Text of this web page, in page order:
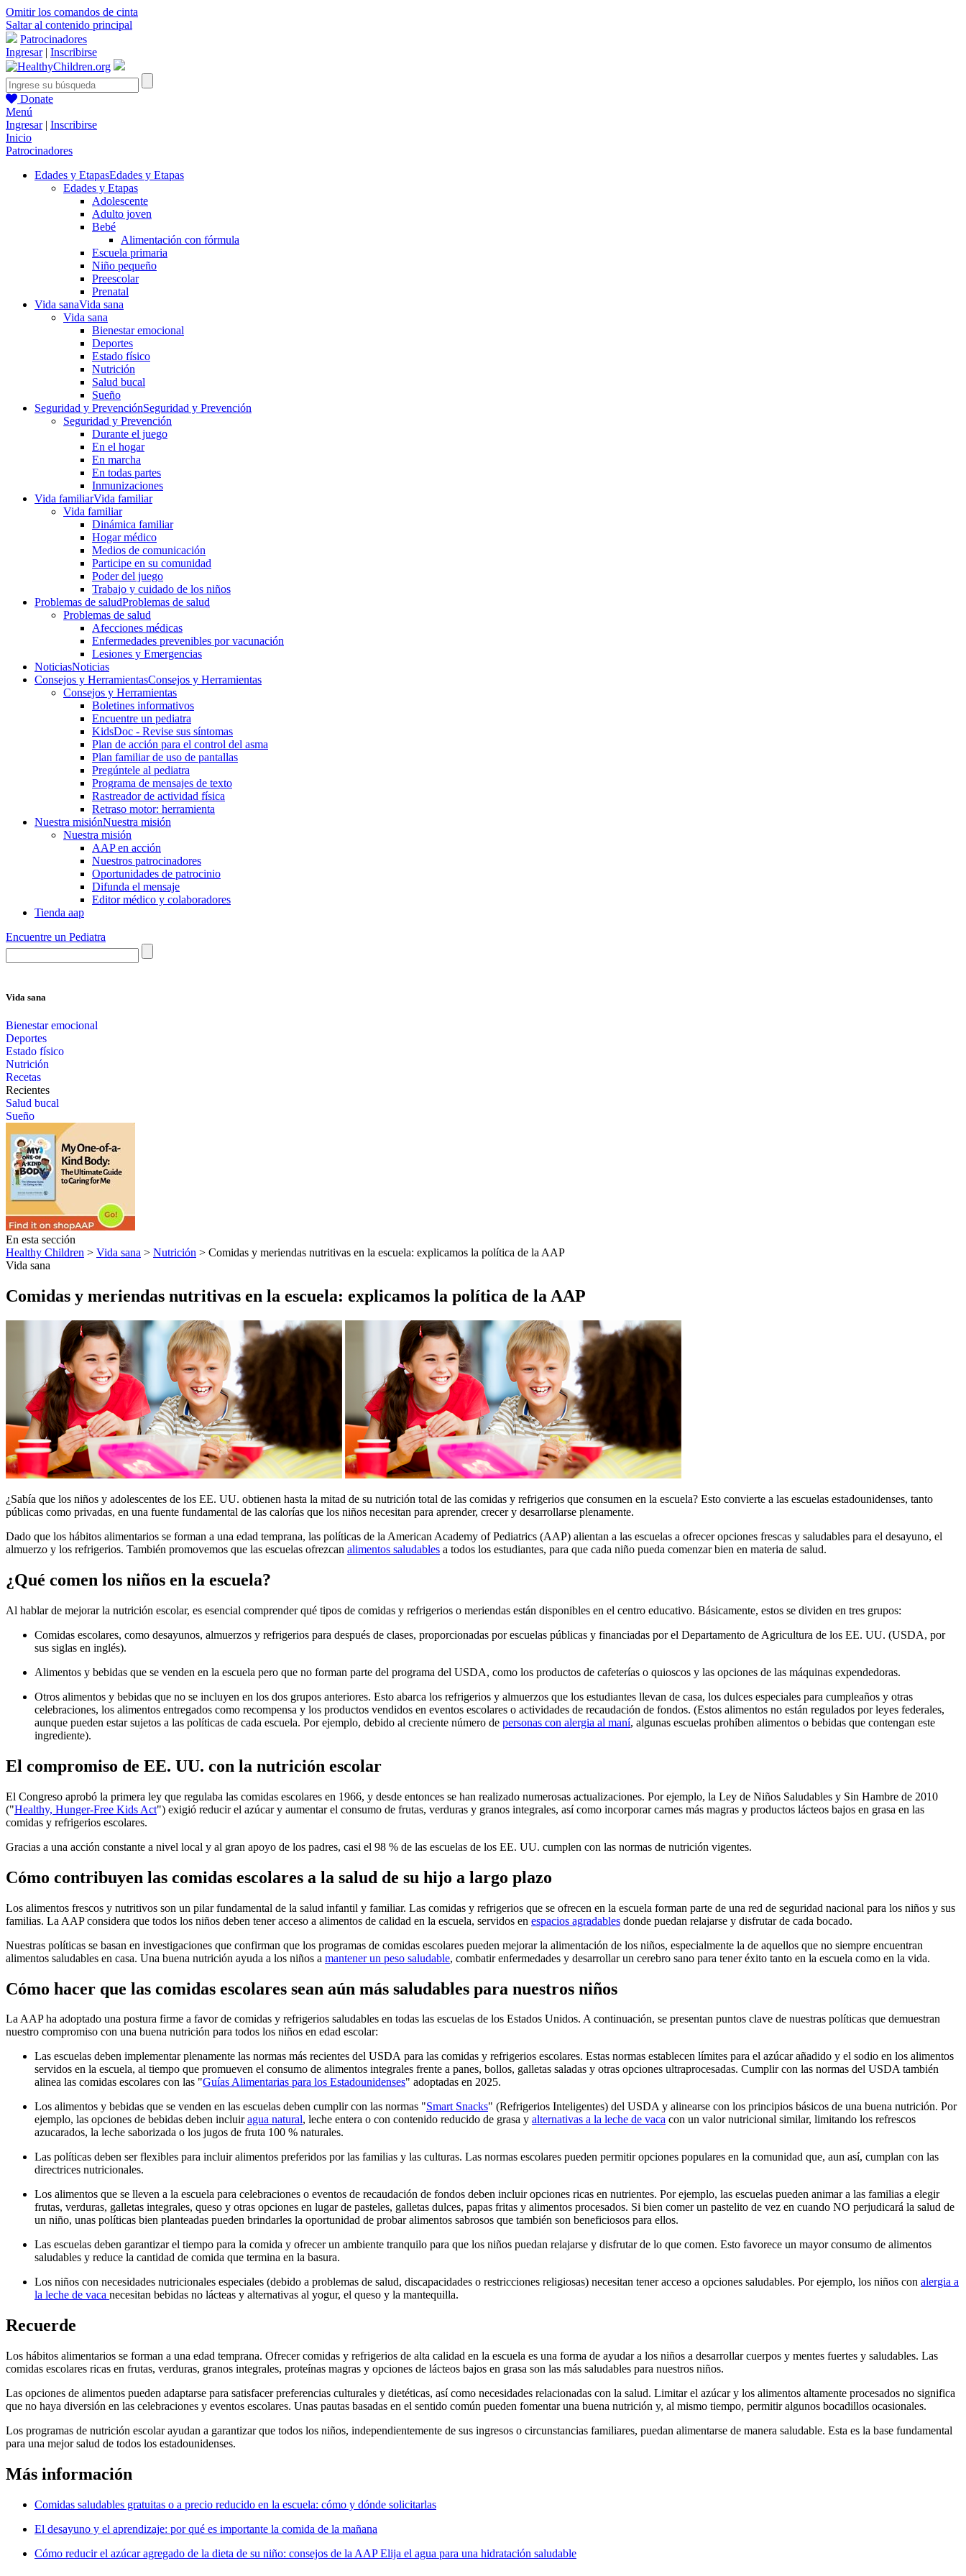
Omitir los comandos de cinta
Saltar al contenido principal
Patrocinadores
Ingresar| Inscribirse
Donate
Menú
Ingresar| Inscribirse
Inicio
Patrocinadores
Edades y EtapasEdades y Etapas
Edades y Etapas
Adolescente
Adulto joven
Bebé
Alimentación con fórmula
Escuela primaria
Niño pequeño
Preescolar
Prenatal
Vida sanaVida sana
Vida sana
Bienestar emocional
Deportes
Estado físico
Nutrición
Salud bucal
Sueño
Seguridad y PrevenciónSeguridad y Prevención
Seguridad y Prevención
Durante el juego
En el hogar
En marcha
En todas partes
Inmunizaciones
Vida familiarVida familiar
Vida familiar
Dinámica familiar
Hogar médico
Medios de comunicación
Participe en su comunidad
Poder del juego
Trabajo y cuidado de los niños
Problemas de saludProblemas de salud
Problemas de salud
Afecciones médicas
Enfermedades prevenibles por vacunación
Lesiones y Emergencias
NoticiasNoticias
Consejos y HerramientasConsejos y Herramientas
Consejos y Herramientas
Boletines informativos
Encuentre un pediatra
KidsDoc - Revise sus síntomas
Plan de acción para el control del asma
Plan familiar de uso de pantallas
Pregúntele al pediatra
Programa de mensajes de texto
Rastre​​ador de activida​d física
Retraso motor: herramienta
Nuestra misiónNuestra misión
Nuestra misión
AAP en acción
Nuestros patrocinadores
Oportunidades de patrocinio
Difunda el mensaje
Editor médico y colaboradores
Tienda aap
Encuentre un Pediatra
Vida sana
Bienestar emocional
Deportes
Estado físico
Nutrición
Recetas
Recientes
Salud bucal
Sueño
En esta sección
Healthy Children > Vida sana > Nutrición > Comidas y meriendas nutritivas en la escuela: explicamos la política de la AAP
Vida sana
Comidas y meriendas nutritivas en la escuela: explicamos la política de la AAP
​¿Sabía que los niños y adolescentes de los EE. UU. obtienen hasta la mitad de su nutrición total de las comidas y refrigerios que consumen en la escuela? Esto convierte a las escuelas estadounidenses, tanto
públicas como privadas, en una fuente fundamental de las calorías que los niños necesitan para aprender, crecer y desarrollarse plenamente.
Dado que los hábitos alimentarios se forman a una edad temprana, las políticas de la American Academy of Pediatrics (AAP) alientan a las escuelas a ofrecer opciones frescas y saludables para el desayuno, el
almuerzo y los refrigerios. También promovemos que las escuelas ofrezcan alimentos saludables a todos los estudiantes, para que cada niño pueda comenzar bien en materia de salud.
¿Qué comen los niños en la escuela?
Al hablar de mejorar la nutrición escolar, es esencial comprender qué tipos de comidas y refrigerios o meriendas están disponibles en el centro educativo. Básicamente, estos se dividen en tres grupos:
Comidas escolares, como desayunos, almuerzos y refrigerios para después de clases, proporcionadas por escuelas públicas y financiadas por el Departamento de Agricultura de los EE. UU. (USDA, por
sus siglas en inglés).
Alimentos y bebidas que se venden en la escuela pero que no forman parte del programa del USDA, como los productos de cafeterías o quioscos y las opciones de las máquinas expendedoras.
Otros alimentos y bebidas que no se incluyen en los dos grupos anteriores. Esto abarca los refrigerios y almuerzos que los estudiantes llevan de casa, los dulces especiales para cumpleaños y otras
celebraciones, los alimentos entregados como recompensa y los productos vendidos en eventos escolares o actividades de recaudación de fondos. (Estos alimentos no están regulados por leyes federales,
aunque pueden estar sujetos a las políticas de cada escuela. Por ejemplo, debido al creciente número de personas con alergia al maní, algunas escuelas prohíben alimentos o bebidas que contengan este
ingrediente).
El compromiso de EE. UU. con la nutrición escolar
El Congreso aprobó la primera ley que regulaba las comidas escolares en 1966, y desde entonces se han realizado numerosas actualizaciones. Por ejemplo, la Ley de Niños Saludables y Sin Hambre de 2010
("Healthy, Hunger-Free Kids Act") exigió reducir el azúcar y aumentar el consumo de frutas, verduras y granos integrales, así como incorporar carnes más magras y productos lácteos bajos en grasa en las
comidas y refrigerios escolares.
Gracias a una acción constante a nivel local y al gran apoyo de los padres, casi el 98 % de las escuelas de los EE. UU. cumplen con las normas de nutrición vigentes.
Cómo contribuyen las comidas escolares a la salud de su hijo a largo plazo
Los alimentos frescos y nutritivos son un pilar fundamental de la salud infantil y familiar. Las comidas y refrigerio​s que se ofrecen en la escuela forman parte de una red de seguridad nacional para los niños y sus
familias. La AAP considera que todos los niños deben tener acceso a alimentos de calidad en la escuela, servidos en espacios agradables donde puedan relajarse y disfrutar de cada bocado.
Nuestras políticas se basan en investigaciones que confirman que los programas de comidas escolares pueden mejorar la alimentación de los niños, especialmente la de aquellos que no siempre encuentran
alimentos saludables en casa. Una buena nutrición ayuda a los niños a mantener un peso saludable, combatir enfermedades y desarrollar un cerebro sano para tener éxito tanto en la escuela como en la vida.
Cómo hacer que las comidas escolares sean aún más saludables para nuestros niños
La AAP ha adoptado una postura firme a favor de comidas y refrigerios saludables en todas las escuelas de los Estados Unidos. A continuación, se presentan puntos clave de nuestras políticas que demuestran
nuestro compromiso con una buena nutrición para todos los niños en edad escolar:
Las escuelas deben implementar plenamente las normas más recientes del USDA para las comidas y refrigerios escolares. Estas normas establecen límites para el azúcar añadido y el sodio en los alimentos
servidos en la escuela, al tiempo que promueven el consumo de alimentos integrales frente a panes, bollos, galletas saladas y otras opciones ultraprocesadas. Cumplir con las normas del USDA también
alinea las comidas escolares con las "Guías Alimentarias para los Estadounidenses" adoptadas en 2025.
Los alimentos y bebidas que se venden en las escuelas deben cumplir con las normas "Smart Snacks" (Refrigerios Inteligentes) del USDA y alinearse con los principios básicos de una buena nutrición. Por
ejemplo, las opciones de bebidas deben incluiragua natural​, leche entera o con contenido reducido de grasa y alternativas a la leche de vaca​ con un valor nutricional similar, limitando los refrescos
azucarados, la leche saborizada o los jugos de fruta 100 % naturales.
Las políticas deben ser flexibles para incluir alimentos preferidos por las familias y las culturas. Las normas escolares pueden permitir opciones populares en la comunidad que, aun así, cumplan con las
directrices nutricionales.
Los alimentos que se lleven a la escuela para celebraciones o eventos de recaudación de fondos deben incluir opciones ricas en nutrientes. Por ejemplo, las escuelas pueden animar a las familias a elegir
frutas, verduras, galletas integrales, queso y otras opciones en lugar de pasteles, galletas dulces, papas fritas y alimentos procesados. Si bien comer un pastelito de vez en cuando NO perjudicará la salud de
un niño, unas políticas bien planteadas pueden brindarles la oportunidad de probar alimentos sabrosos que también son beneficiosos para ellos.
Las escuelas deben garantizar el tiempo para la comida y ofrecer un ambiente tranquilo para que los niños puedan relajarse y disfrutar de lo que comen. Esto favorece un mayor consumo de alimentos
saludables y reduce la cantidad de comida que termina en la basura.
Los niños con necesidades nutricionales especiales (debido a problemas de salud, discapacidades o restricciones religiosas) necesitan tener acceso a opciones saludables. Por ejemplo, los niños con alergia a
la leche de vaca necesitan bebidas no lácteas y alternativas al yogur, el queso y la mantequilla.
Recuerde
Los hábitos alimentarios se forman a una edad temprana. Ofrecer comidas y refrigerios de alta calidad en la escuela es una forma de ayudar a los niños a desarrollar cuerpos y mentes fuertes y saludables. Las
comidas escolares ricas en frutas, verduras, granos integrales, proteínas magras y opciones de lácteos bajos en grasa son las más saludables para nuestros niños.
Las opciones de alimentos pueden adaptarse para satisfacer preferencias culturales y dietéticas, así como necesidades relacionadas con la salud. Limitar el azúcar y los alimentos altamente procesados no significa
que no haya diversión en las celebraciones y eventos escolares. Unas pautas basadas en el sentido común pueden fomentar una buena nutrición y, al mismo tiempo, permitir algunos bocadillos ocasionales.
Los programas de nutrición escolar ayudan a garantizar que todos los niños, independientemente de sus ingresos o circunstancias familiares, puedan alimentarse de manera saludable. Esta es la base fundamental
para una mejor salud de todos los estadounidenses.
Más información
Comidas saludables gratuitas o a precio reducido en la escuela: cómo y dónde solicitarlas
El desayuno y el aprendizaje: por qué es importante la comida de la mañana
Cómo reducir el azúcar agregado de la dieta de su niño: consejos de la AAPElija el agua para una hidratación saludable